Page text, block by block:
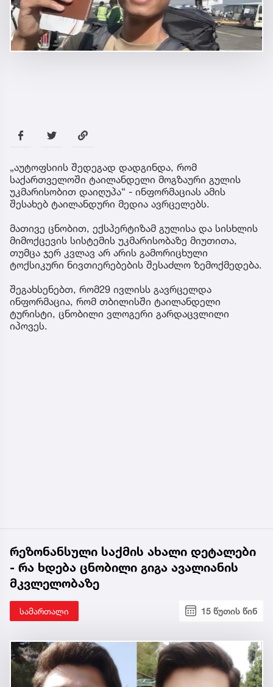
„აუტოფსიის შედეგად დადგინდა, რომ
საქართველოში ტაილანდელი მოგზაური გულის
უკმარისობით დაიღუპა“ - ინფორმაციას ამის
შესახებ ტაილანდური მედია ავრცელებს.
მათივე ცნობით, ექსპერტიზამ გულისა და სისხლის
მიმოქცევის სისტემის უკმარისობაზე მიუთითა,
თუმცა ჯერ კვლავ არ არის გამორიცხული
ტოქსიკური ნივთიერებების შესაძლო ზემოქმედება.
შეგახსენებთ, რომ29 ივლისს გავრცელდა
ინფორმაცია, რომ თბილისში ტაილანდელი
ტურისტი, ცნობილი ვლოგერი გარდაცვლილი
იპოვეს.
რეზონანსული საქმის ახალი დეტალები
- რა ხდება ცნობილი გიგა ავალიანის
მკვლელობაზე
სამართალი 15 წუთის წინ